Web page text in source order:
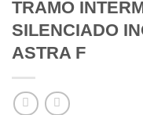
TRAMO
SILENCIADO
ASTRA F